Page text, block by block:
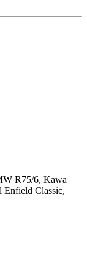
R75/6, Kawa
Classic,